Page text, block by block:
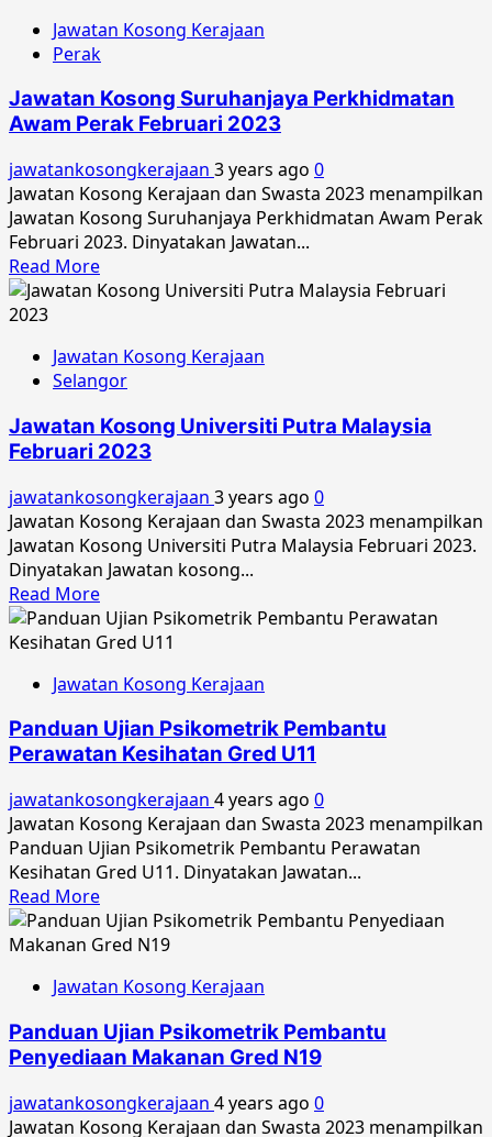
Kosong
Perbadanan
Negeri
Selangor
2023
Jawatan Kosong Kerajaan
Perak
Jawatan Kosong Suruhanjaya Perkhidmatan
Awam Perak Februari 2023
jawatankosongkerajaan 3 years ago 0
Jawatan Kosong Kerajaan dan Swasta 2023 menampilkan
Jawatan Kosong Suruhanjaya Perkhidmatan Awam Perak
Februari 2023. Dinyatakan Jawatan...
Read MoreRead
more
Kosong
Suruhanjaya
Awam
Perak
2023
Jawatan Kosong Kerajaan
Selangor
Jawatan Kosong Universiti Putra Malaysia
Februari 2023
jawatankosongkerajaan 3 years ago 0
Jawatan Kosong Kerajaan dan Swasta 2023 menampilkan
Jawatan Kosong Universiti Putra Malaysia Februari 2023.
Dinyatakan Jawatan kosong...
Read MoreRead
more
about
Kosong
Universiti
Putra
Malaysia
2023
Jawatan Kosong Kerajaan
Panduan Ujian Psikometrik Pembantu
Perawatan Kesihatan Gred U11
jawatankosongkerajaan 4 years ago 0
Jawatan Kosong Kerajaan dan Swasta 2023 menampilkan
Panduan Ujian Psikometrik Pembantu Perawatan
Kesihatan Gred U11. Dinyatakan Jawatan...
Read MoreRead
more
about
Ujian
Pembantu
Perawatan
Gred
Jawatan Kosong Kerajaan
Panduan Ujian Psikometrik Pembantu
Penyediaan Makanan Gred N19
jawatankosongkerajaan 4 years ago 0
Jawatan Kosong Kerajaan dan Swasta 2023 menampilkan